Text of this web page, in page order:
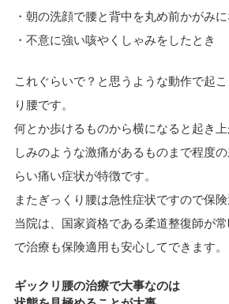
・朝の洗顔で腰と背中を丸め前かがみ
・不意に強い咳やくしゃみをしたとき
これぐらいで？と思うような動作で起
り腰です。
何とか歩けるものから横になると起き
しみのような激痛があるものまで程度
らい痛い症状が特徴です。
またぎっくり腰は急性症状ですので保険
当院は、国家資格である柔道整復師が
で治療も保険適用も安心してできます。
ギックリ腰の治療で大事なのは